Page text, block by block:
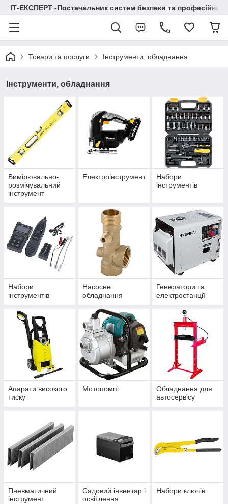
ІТ-ЕКСПЕРТ -Постачальник систем безпеки та професійних
Товари та послуги Інструменти, обладнання
Інструменти, обладнання
Вимірювально-
розмічувальний
інструмент
Електроінструмент
Набори
інструментів
Набори
інструментів
Насосне
обладнання
Генератори та
електростанції
Апарати високого
тиску
Мотопомпі
Обладнання для
автосервісу
Пневматичний
інструмент
Садовий інвентар і
освітлення
Набори ключів